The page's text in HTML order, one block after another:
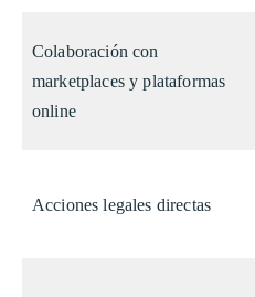
Colaboración con
marketplaces y plataformas
online
Acciones legales directas